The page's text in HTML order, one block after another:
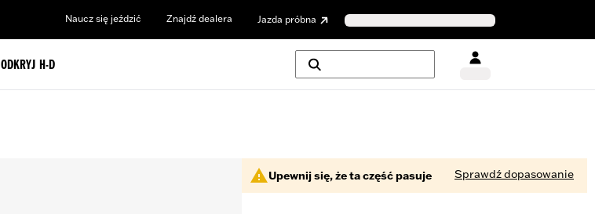
Naucz się jeździć Znajdź dealera Jazda próbna
ODKRYJ H-D
Upewnij się, że ta część pasuje Sprawdź dopasowanie